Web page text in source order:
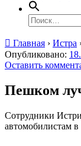
Найти:
Главная › Истра
Опубликовано:
Оставить
Пешком
Сотрудники
автомобилистам в